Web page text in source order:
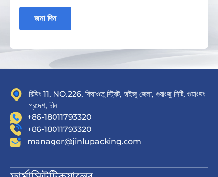
জমা দিন
বিল্ডিং 11, NO.226, কিয়াওতু স্ট্রিট, হাইজু জেলা, গুয়াংজু সিটি, গুয়াংডং
প্রদেশ, চীন
+86-18011793320
+86-18011793320
manager@jinlupacking.com